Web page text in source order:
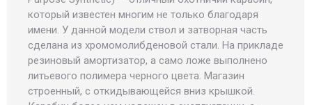
который известен многим не только благодаря
имени. У данной модели ствол и затворная часть
сделана из хромомолибденовой стали. На прикладе
резиновый амортизатор, а само ложе выполнено
литьевого полимера черного цвета. Магазин
строенный, с откидывающейся вниз крышкой.